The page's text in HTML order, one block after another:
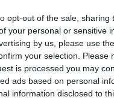
opt-out of the sale, sharing
your personal or sensitive
by us, please use
your selection. Please
is processed you may
ads based on personal
information disclosed to
a Google-találatokban!